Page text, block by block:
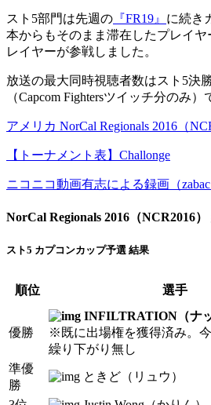
スト5部門は先週の 『FR19』 に続き
本からもそのまま滞在したプレイ
レイヤーが参戦しました。
放送の最大同時視聴者数はスト5決
（Capcom Fightersツイッチ分のみ）
アメリカ NorCal Regionals 2016（
【トーナメント表】Challonge
ニコニコ動画有志による録画（zabac
NorCal Regionals 2016（NCR2016
スト5 カプコンカップ予選 結果
順位 選手
優勝
INFILTRATION（ナッ
※既に出場権を獲得済み。
繰り下がり無し
準優
勝
ときど（リュウ）